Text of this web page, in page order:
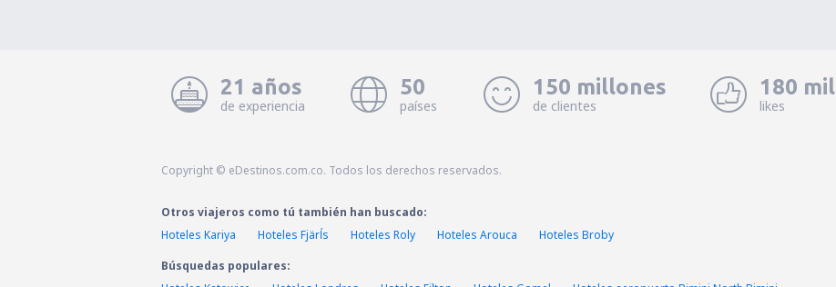
21 años
de experiencia
50
países
150 millones
de clientes
180 mil
likes
Copyright © eDestinos.com.co. Todos los derechos reservados.
Otros viajeros como tú también han buscado:
Hoteles Kariya
Hoteles Fjärĺs Hoteles Roly Hoteles Arouca
Hoteles Broby
Búsquedas populares: